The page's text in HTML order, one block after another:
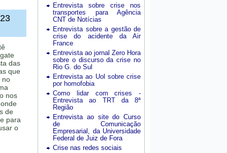
das
que
no
nos
de
para
o
Entrevista sobre crise nos
transportes para Agência
CNT de Notícias
Entrevista sobre a gestão de
crise do acidente da Air
France
Entrevista ao jornal Zero Hora
sobre o discurso da crise no
Rio G. do Sul
Entrevista ao Uol sobre crise
por homofobia
Como lidar com crises -
Entrevista ao TRT da 8ª
Região
Entrevista ao site do Curso
de Comunicação
Empresarial, da Universidade
Federal de Juiz de Fora
Crise nas redes sociais